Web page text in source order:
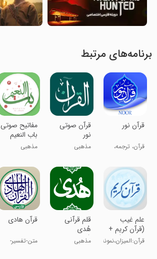
برنامه‌های مرتبط
‏‏قرآن نور
قرآن، ترجمه،
قرآن صوتی
نور
مذهبی
مفاتیح صوتی
باب النعیم
مذهبی
علم غیب
(قرآن کریم +
۳ تفسیر)
قرآن:المیزان،نمونه،نور
قلم قرآنی
هُدی
(صوتی+عثمان
مذهبی
‏‏‏‏‏‏‏‏‏‏‏‏‏‏‏‏‏‏‏‏‏‏قرآن هادی
متن-تفسیر-